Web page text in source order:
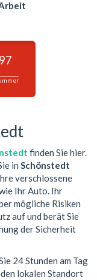
finden Sie hier.
in Schönstedt
verschlossene
Ihr Auto. Ihr
mögliche Risiken
auf und berät Sie
der Sicherheit
24 Stunden am Tag
lokalen Standort